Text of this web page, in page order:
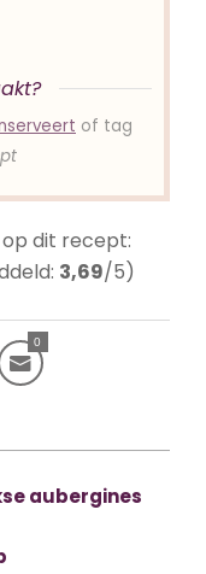
of tag
dit recept:
3,69/5)
0
aubergines